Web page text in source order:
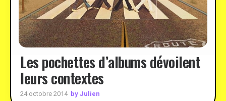
Les pochettes d’albums dévoilent
leurs contextes
24 octobre 2014 by Julien